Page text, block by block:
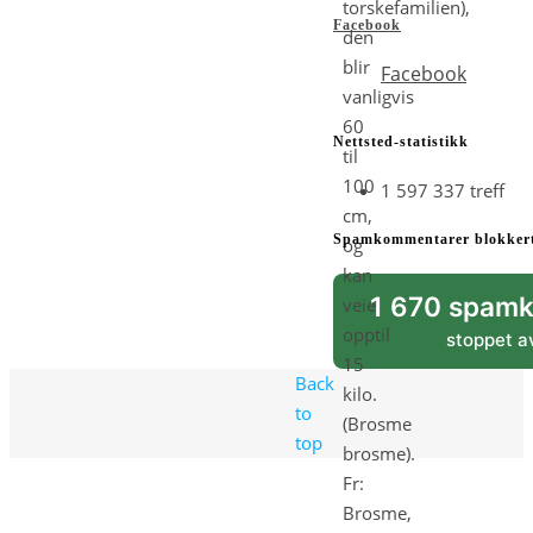
torskefamilien),
den
blir
vanligvis
60
til
100
cm,
og
kan
veie
opptil
15
kilo.
(Brosme
brosme).
Fr:
Brosme,
Facebook
Facebook
Nettsted-statistikk
1 597 337 treff
Spamkommentarer
1 670
stoppet
Back
to
top